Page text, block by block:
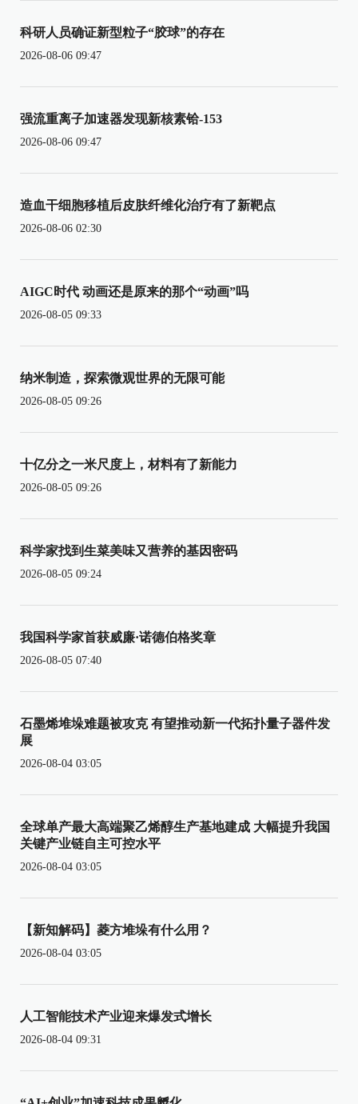
科研人员确证新型粒子“胶球”的存在
2026-08-06 09:47
强流重离子加速器发现新核素铪-153
2026-08-06 09:47
造血干细胞移植后皮肤纤维化治疗有了新靶点
2026-08-06 02:30
AIGC时代 动画还是原来的那个“动画”吗
2026-08-05 09:33
纳米制造，探索微观世界的无限可能
2026-08-05 09:26
十亿分之一米尺度上，材料有了新能力
2026-08-05 09:26
科学家找到生菜美味又营养的基因密码
2026-08-05 09:24
我国科学家首获威廉·诺德伯格奖章
2026-08-05 07:40
石墨烯堆垛难题被攻克 有望推动新一代拓扑量子器件发
展
2026-08-04 03:05
全球单产最大高端聚乙烯醇生产基地建成 大幅提升我国
关键产业链自主可控水平
2026-08-04 03:05
【新知解码】菱方堆垛有什么用？
2026-08-04 03:05
人工智能技术产业迎来爆发式增长
2026-08-04 09:31